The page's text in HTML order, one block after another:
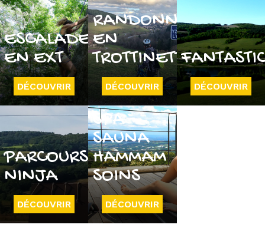
ESCALADE
EN EXT
DÉCOUVRIR
RANDONNÉE
EN
TROTTINETTE
DÉCOUVRIR DÉCOUVRIR
PARCOURS
NINJA
DÉCOUVRIR
SPA -
SAUNA
HAMMAM
SOINS
DÉCOUVRIR